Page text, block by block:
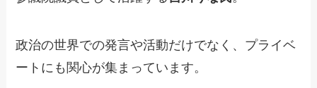
政治の世界での発言や活動だけでなく、プライベ
ートにも関心が集まっています。